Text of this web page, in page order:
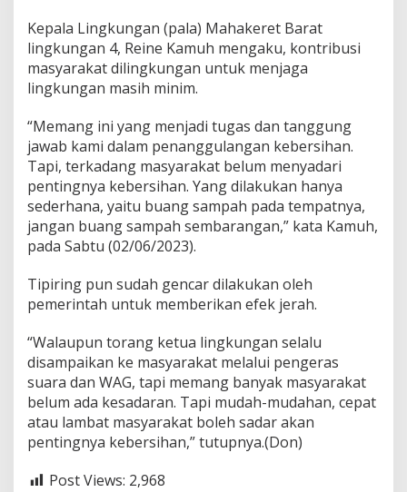
Kepala Lingkungan (pala) Mahakeret Barat
lingkungan 4, Reine Kamuh mengaku, kontribusi
masyarakat dilingkungan untuk menjaga
lingkungan masih minim.
“Memang ini yang menjadi tugas dan tanggung
jawab kami dalam penanggulangan kebersihan.
Tapi, terkadang masyarakat belum menyadari
pentingnya kebersihan. Yang dilakukan hanya
sederhana, yaitu buang sampah pada tempatnya,
jangan buang sampah sembarangan,” kata Kamuh,
pada Sabtu (02/06/2023).
Tipiring pun sudah gencar dilakukan oleh
pemerintah untuk memberikan efek jerah.
“Walaupun torang ketua lingkungan selalu
disampaikan ke masyarakat melalui pengeras
suara dan WAG, tapi memang banyak masyarakat
belum ada kesadaran. Tapi mudah-mudahan, cepat
atau lambat masyarakat boleh sadar akan
pentingnya kebersihan,” tutupnya.(Don)
Post Views: 2,968